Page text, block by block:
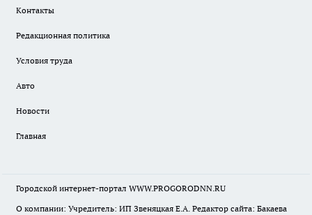
Контакты
Редакционная политика
Условия труда
Авто
Новости
Главная
Городской интернет-портал WWW.PROGORODNN.RU
О компании: Учредитель: ИП Звеняцкая Е.А. Редактор сайта: Бакаева